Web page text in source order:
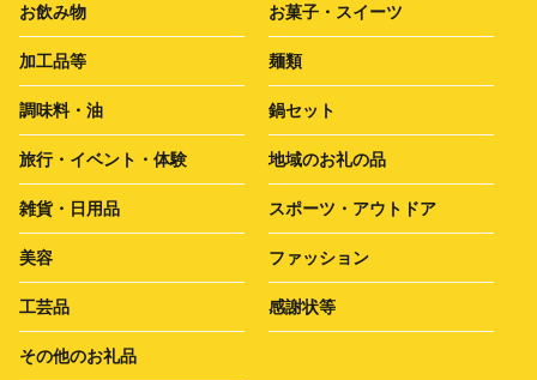
お飲み物 お菓子・スイーツ
加工品等 麺類
調味料・油 鍋セット
旅行・イベント・体験 地域のお礼の品
雑貨・日用品 スポーツ・アウトドア
美容 ファッション
工芸品 感謝状等
その他のお礼品